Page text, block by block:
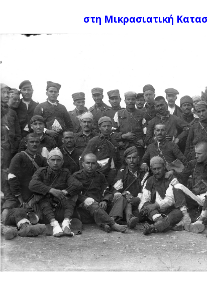
στη Μικρασιατική